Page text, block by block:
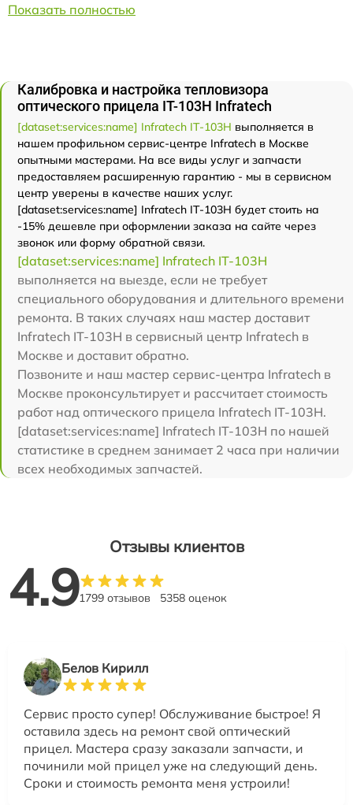
Показать полностью
Калибровка и настройка тепловизора
оптического прицела IT-103Н Infratech
[dataset:services:name] Infratech IT-103Н выполняется в
нашем профильном сервис-центре Infratech в Москве
опытными мастерами. На все виды услуг и запчасти
предоставляем расширенную гарантию - мы в сервисном
центр уверены в качестве наших услуг.
[dataset:services:name] Infratech IT-103Н будет стоить на
-15% дешевле при оформлении заказа на сайте через
звонок или форму обратной связи.
[dataset:services:name] Infratech IT-103Н
выполняется на выезде, если не требует
специального оборудования и длительного времени
ремонта. В таких случаях наш мастер доставит
Infratech IT-103Н в сервисный центр Infratech в
Москве и доставит обратно.
Позвоните и наш мастер сервис-центра Infratech в
Москве проконсультирует и рассчитает стоимость
работ над оптического прицела Infratech IT-103Н.
[dataset:services:name] Infratech IT-103Н по нашей
статистике в среднем занимает 2 часа при наличии
всех необходимых запчастей.
Отзывы клиентов
4.91799 отзывов 5358 оценок
Белов Кирилл
Сервис просто супер! Обслуживание быстрое! Я
оставила здесь на ремонт свой оптический
прицел. Мастера сразу заказали запчасти, и
починили мой прицел уже на следующий день.
Сроки и стоимость ремонта меня устроили!